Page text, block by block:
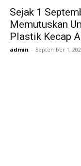
Sejak 1
Memutuskan
Plastik Kecap
admin - September 1,